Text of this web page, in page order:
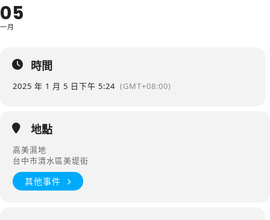
05
一月
時間
2025 年 1 月 5 日下午 5:24 (GMT+08:00)
地點
高美濕地
台中市清水區美堤街
其他事件